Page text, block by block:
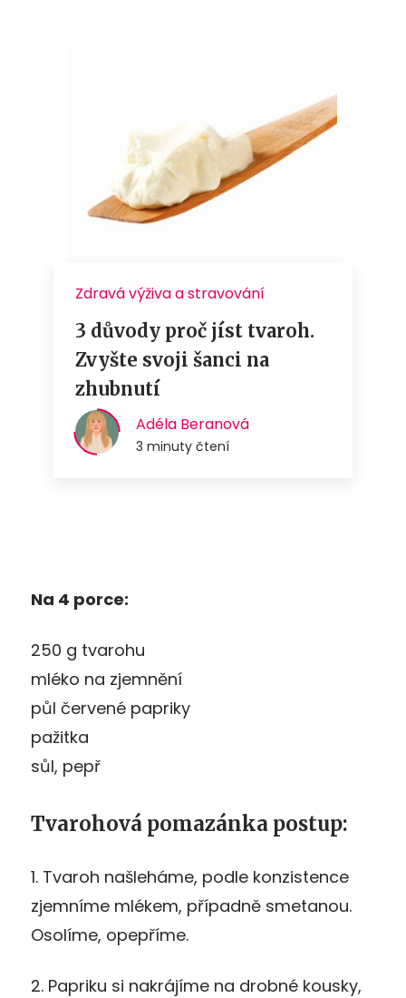
Na 4 porce:
250 g tvarohu
mléko na zjemnění
půl červené papriky
pažitka
sůl, pepř
Tvarohová pomazánka postup:
1. Tvaroh našleháme, podle konzistence
zjemníme mlékem, případně smetanou.
Osolíme, opepříme.
2. Papriku si nakrájíme na drobné kousky,